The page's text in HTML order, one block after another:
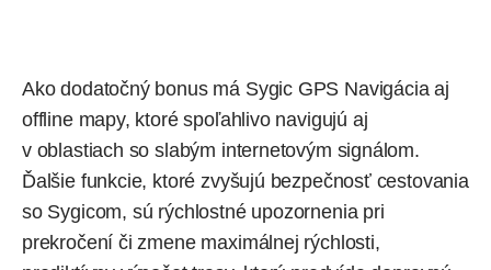
Ako dodatočný bonus má Sygic GPS Navigácia aj
offline mapy, ktoré spoľahlivo navigujú aj
v oblastiach so slabým internetovým signálom.
Ďalšie funkcie, ktoré zvyšujú bezpečnosť cestovania
so Sygicom, sú rýchlostné upozorneniapri
prekročení či zmene maximálnej rýchlosti,